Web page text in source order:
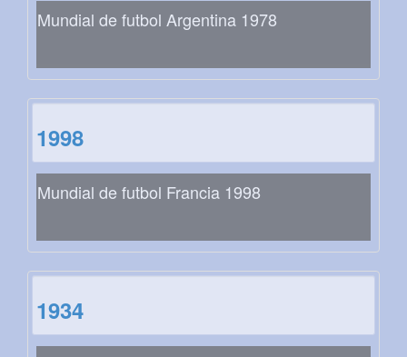
Mundial de futbol Argentina 1978
1998
Mundial de futbol Francia 1998
1934